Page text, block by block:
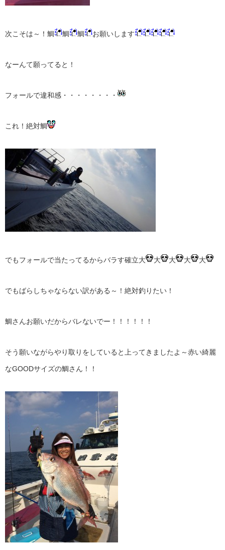
次こそは～！鯛 鯛 鯛 お願いします
なーんて願ってると！
フォールで違和感・・・・・・・・
これ！絶対鯛
でもフォールで当たってるからバラす確立大 大 大 大 大
でもばらしちゃならない訳がある～！絶対釣りたい！
鯛さんお願いだからバレないでー！！！！！！
そう願いながらやり取りをしていると上ってきましたよ～赤い綺麗
なGOODサイズの鯛さん！！